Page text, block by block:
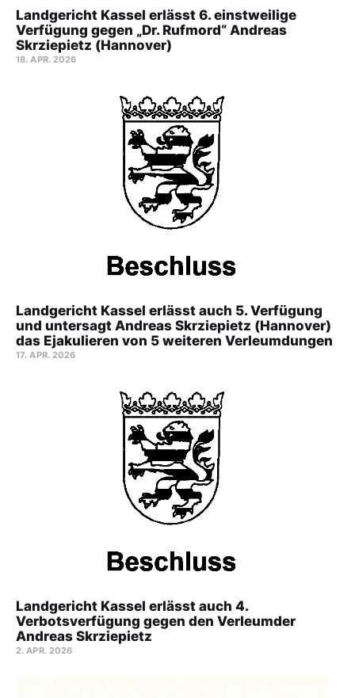
Landgericht Kassel erlässt 6. einstweilige
Verfügung gegen „Dr. Rufmord“ Andreas
Skrziepietz (Hannover)
18. APR. 2026
Landgericht Kassel erlässt auch 5. Verfügung
und untersagt Andreas Skrziepietz (Hannover)
das Ejakulieren von 5 weiteren Verleumdungen
17. APR. 2026
Landgericht Kassel erlässt auch 4.
Verbotsverfügung gegen den Verleumder
Andreas Skrziepietz
2. APR. 2026